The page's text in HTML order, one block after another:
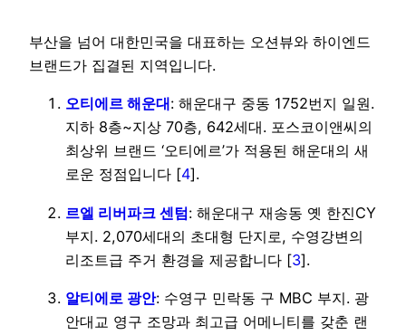
부산을 넘어 대한민국을 대표하는 오션뷰와 하이엔드
브랜드가 집결된 지역입니다.
오티에르 해운대: 해운대구 중동 1752번지 일원.
지하 8층~지상 70층, 642세대. 포스코이앤씨의
최상위 브랜드 ‘오티에르’가 적용된 해운대의 새
로운 정점입니다 [4].
르엘 리버파크 센텀: 해운대구 재송동 옛 한진CY
부지. 2,070세대의 초대형 단지로, 수영강변의
리조트급 주거 환경을 제공합니다 [3].
알티에로 광안: 수영구 민락동 구 MBC 부지. 광
안대교 영구 조망과 최고급 어메니티를 갖춘 랜